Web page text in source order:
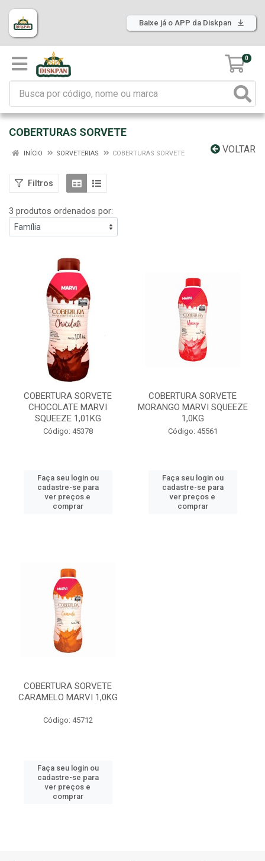
Baixe já o APP da Diskpan
0
COBERTURAS SORVETE
VOLTAR
INÍCIO SORVETERIAS COBERTURAS SORVETE
Filtros
3 produtos ordenados por:
COBERTURA SORVETE
CHOCOLATE MARVI
SQUEEZE 1,01KG
Código: 45378
Faça seu login ou
cadastre-se para
ver preços e
comprar
COBERTURA SORVETE
MORANGO MARVI SQUEEZE
1,0KG
Código: 45561
Faça seu login ou
cadastre-se para
ver preços e
comprar
COBERTURA SORVETE
CARAMELO MARVI 1,0KG
Código: 45712
Faça seu login ou
cadastre-se para
ver preços e
comprar